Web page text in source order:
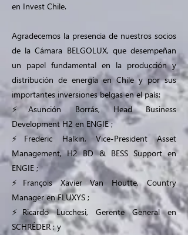
en Invest Chile.
Agradecemos la presencia de nuestros socios
de la Cámara BELGOLUX, que desempeñan
un papel fundamental en la producción y
distribución de energía en Chile y por sus
importantes inversiones belgas en el país:
⚡Asunción Borrás, Head Business
Development H2 en ENGIE ;
⚡Frederic Halkin, Vice-President Asset
Management, H2 BD & BESS Support en
ENGIE ;
⚡François Xavier Van Houtte, Country
Manager en FLUXYS ;
⚡Ricardo Lucchesi, Gerente General en
SCHRÉDER ; y